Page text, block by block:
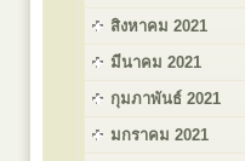
สิงหาคม 2021
มีนาคม 2021
กุมภาพันธ์ 2021
มกราคม 2021